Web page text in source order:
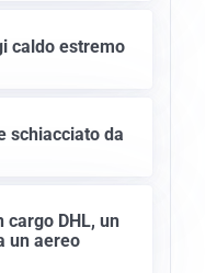
caldo estremo
schiacciato da
DHL, un
un aereo